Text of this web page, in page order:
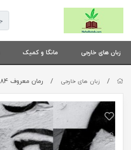
زبان های خارجی مانگا و کمیک
/ زبان های خارجی / رمان معروف 1984 به کره ای